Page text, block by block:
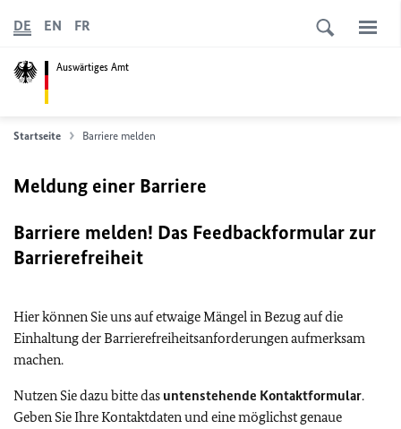
Auswärtiges Amt
DE EN FR
Startseite Barriere melden
Meldung einer Barriere
Barriere melden! Das Feedbackformular zur
Barrierefreiheit
Hier können Sie uns auf etwaige Mängel in Bezug auf die
Einhaltung der Barrierefreiheitsanforderungen aufmerksam
machen.
Nutzen Sie dazu bitte das untenstehende Kontaktformular.
Geben Sie Ihre Kontaktdaten und eine möglichst genaue